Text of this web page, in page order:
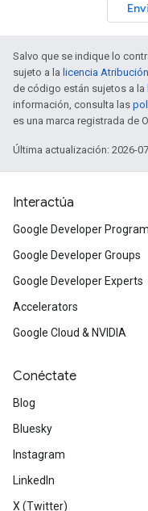
Salvo que se indique lo
sujeto a la licencia
de código están sujetos a la
información, consulta las
es una marca registrada de
Última actualización: 2026-
Interactúa
Google Developer Program
Google Developer Groups
Google Developer Experts
Accelerators
Google Cloud & NVIDIA
Conéctate
Blog
Bluesky
Instagram
LinkedIn
X (Twitter)